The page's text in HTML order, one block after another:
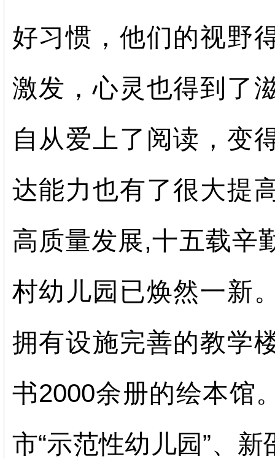
好习惯，他们的视野
激发，心灵也得到了
自从爱上了阅读，变
达能力也有了很大提
高质量发展,十五载辛
村幼儿园已焕然一新
拥有设施完善的教学
书2000余册的绘本馆
市“示范性幼儿园”、新